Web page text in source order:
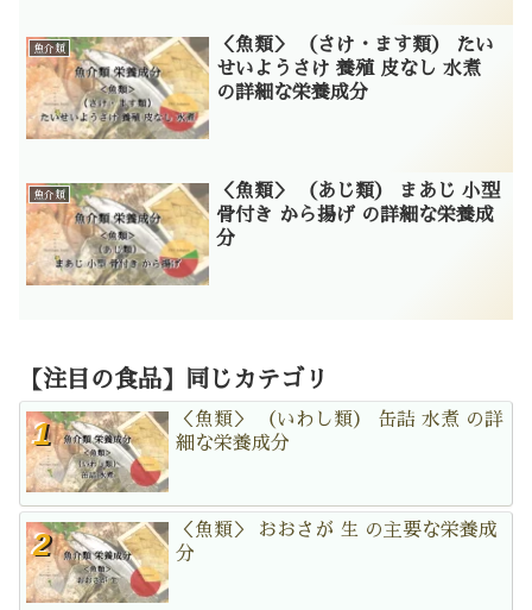
魚介類
＜魚類＞ （さけ・ます類） たい
せいようさけ 養殖 皮なし 水煮
の詳細な栄養成分
魚介類
＜魚類＞ （あじ類） まあじ 小型
骨付き から揚げ の詳細な栄養成
分
【注目の食品】同じカテゴリ
＜魚類＞ （いわし類） 缶詰 水煮 の詳
細な栄養成分
＜魚類＞ おおさが 生 の主要な栄養成
分